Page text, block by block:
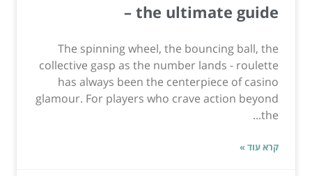
– the ultimate guide
The spinning wheel, the bouncing ball, the
collective gasp as the number lands - roulette
has always been the centerpiece of casino
glamour. For players who crave action beyond
the...
קרא עוד »